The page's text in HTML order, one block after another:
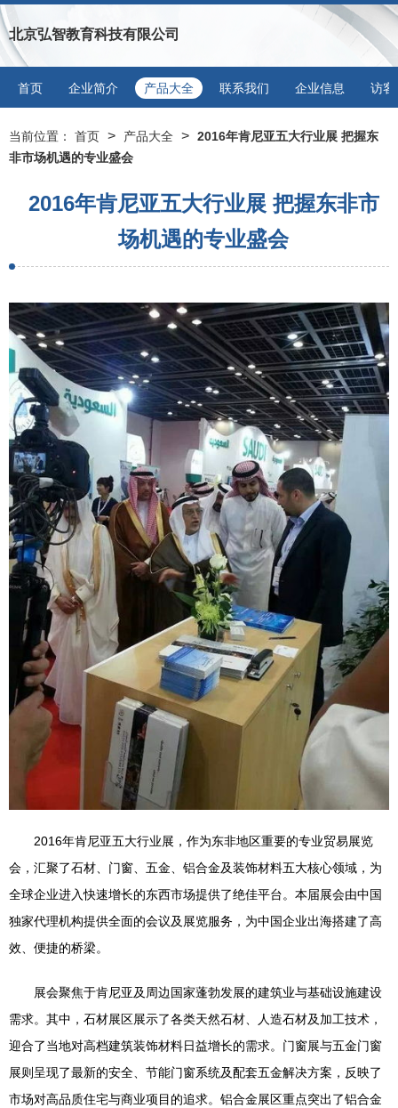
北京弘智教育科技有限公司
首页 企业简介 产品大全 联系我们 企业信息 访客
当前位置： 首页 > 产品大全 > 2016年肯尼亚五大行业展 把握东
非市场机遇的专业盛会
2016年肯尼亚五大行业展 把握东非市
场机遇的专业盛会
2016年肯尼亚五大行业展，作为东非地区重要的专业贸易展览
会，汇聚了石材、门窗、五金、铝合金及装饰材料五大核心领域，为
全球企业进入快速增长的东西市场提供了绝佳平台。本届展会由中国
独家代理机构提供全面的会议及展览服务，为中国企业出海搭建了高
效、便捷的桥梁。
展会聚焦于肯尼亚及周边国家蓬勃发展的建筑业与基础设施建设
需求。其中，石材展区展示了各类天然石材、人造石材及加工技术，
迎合了当地对高档建筑装饰材料日益增长的需求。门窗展与五金门窗
展则呈现了最新的安全、节能门窗系统及配套五金解决方案，反映了
市场对高品质住宅与商业项目的追求。铝合金展区重点突出了铝合金